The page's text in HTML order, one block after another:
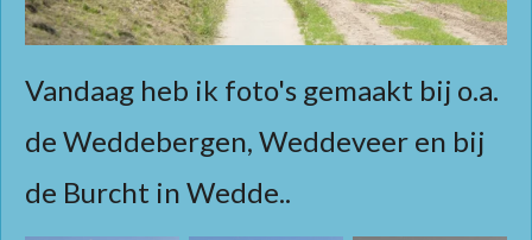
Vandaag heb ik foto's gemaakt bij o.a.
de Weddebergen, Weddeveer en bij
de Burcht in Wedde..